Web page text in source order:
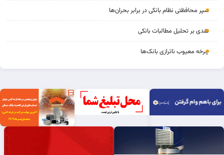
سپر محافظتی نظام بانکی در برابر بحران‌ها
نقدی بر تحلیل مطالبات بانکی
چرخه‌ معیوب ناترازی بانک‌ها